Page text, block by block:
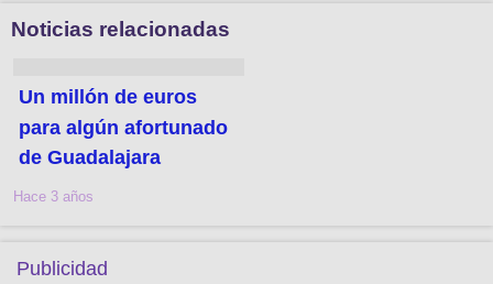
Noticias relacionadas
Un millón de euros
para algún afortunado
de Guadalajara
Hace 3 años
Publicidad